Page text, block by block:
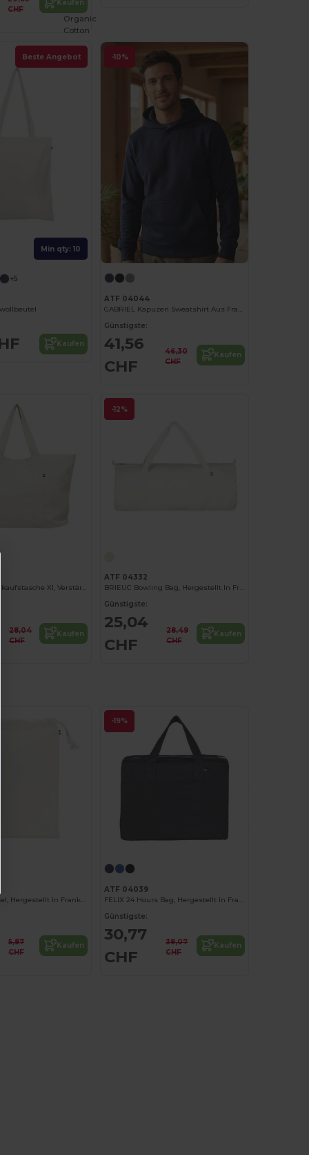
CHF
Kaufen
Beste Angebot
Min qty: 10
+5
Kaufen
-10%
Organic
Cotton
ATF 04044
GABRIEL Kapuzen Sweatshirt Aus Französischer Herstellung
Günstigste:
41,56
CHF
46,30
CHF
Kaufen
TRISTAN XL Einkaufstasche Xl, Verstärkt, Hergestellt In Frankreich
28,04
CHF
Kaufen
-12%
ATF 04332
BRIEUC Bowling Bag, Hergestellt In Frankreich
Günstigste:
25,04
CHF
28,49
CHF
Kaufen
GAËL Turnbeutel, Hergestellt In Frankreich
5,87
CHF
Kaufen
-19%
ATF 04039
FELIX 24 Hours Bag, Hergestellt In Frankreich
Günstigste:
30,77
CHF
38,07
CHF
Kaufen